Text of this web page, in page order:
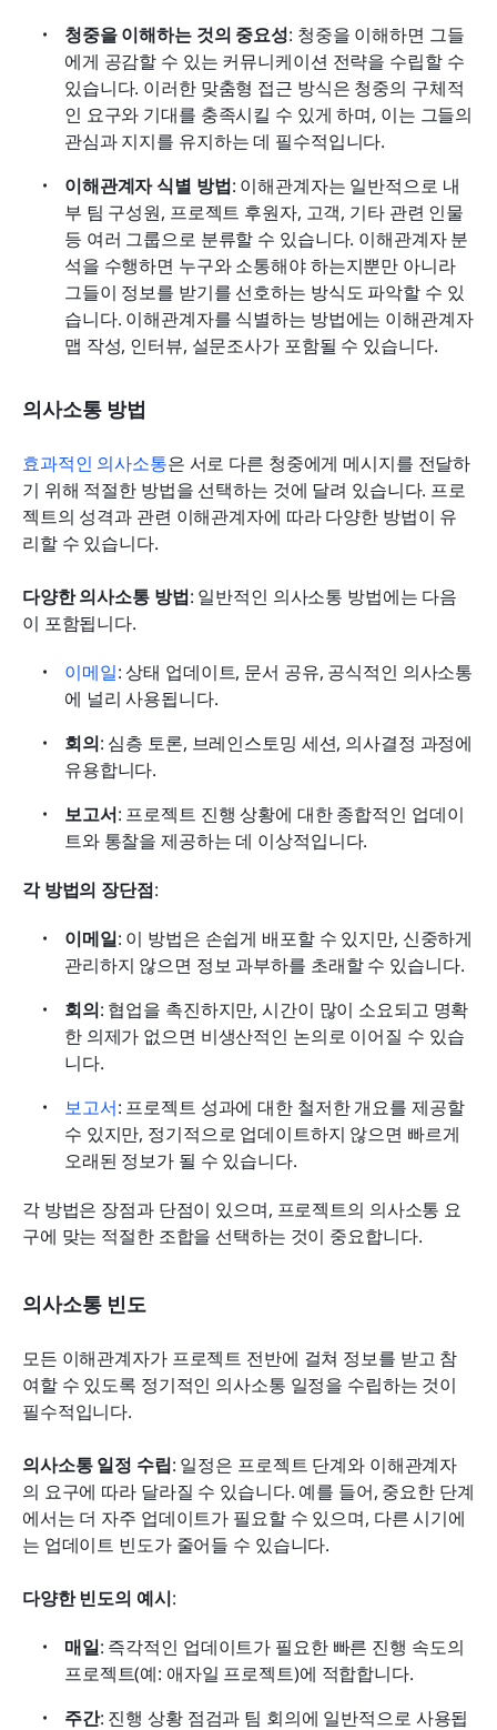
청중을 이해하는 것의 중요성: 청중을 이해하면 그들
에게 공감할 수 있는 커뮤니케이션 전략을 수립할 수
있습니다. 이러한 맞춤형 접근 방식은 청중의 구체적
인 요구와 기대를 충족시킬 수 있게 하며, 이는 그들의
관심과 지지를 유지하는 데 필수적입니다.
이해관계자 식별 방법: 이해관계자는 일반적으로 내
부 팀 구성원, 프로젝트 후원자, 고객, 기타 관련 인물
등 여러 그룹으로 분류할 수 있습니다. 이해관계자 분
석을 수행하면 누구와 소통해야 하는지뿐만 아니라
그들이 정보를 받기를 선호하는 방식도 파악할 수 있
습니다. 이해관계자를 식별하는 방법에는 이해관계자
맵 작성, 인터뷰, 설문조사가 포함될 수 있습니다.
의사소통 방법
효과적인 의사소통은 서로 다른 청중에게 메시지를 전달하
기 위해 적절한 방법을 선택하는 것에 달려 있습니다. 프로
젝트의 성격과 관련 이해관계자에 따라 다양한 방법이 유
리할 수 있습니다.
다양한 의사소통 방법: 일반적인 의사소통 방법에는 다음
이 포함됩니다.
이메일: 상태 업데이트, 문서 공유, 공식적인 의사소통
에 널리 사용됩니다.
회의: 심층 토론, 브레인스토밍 세션, 의사결정 과정에
유용합니다.
보고서: 프로젝트 진행 상황에 대한 종합적인 업데이
트와 통찰을 제공하는 데 이상적입니다.
각 방법의 장단점:
이메일: 이 방법은 손쉽게 배포할 수 있지만, 신중하게
관리하지 않으면 정보 과부하를 초래할 수 있습니다.
회의: 협업을 촉진하지만, 시간이 많이 소요되고 명확
한 의제가 없으면 비생산적인 논의로 이어질 수 있습
니다.
보고서: 프로젝트 성과에 대한 철저한 개요를 제공할
수 있지만, 정기적으로 업데이트하지 않으면 빠르게
오래된 정보가 될 수 있습니다.
각 방법은 장점과 단점이 있으며, 프로젝트의 의사소통 요
구에 맞는 적절한 조합을 선택하는 것이 중요합니다.
의사소통 빈도
모든 이해관계자가 프로젝트 전반에 걸쳐 정보를 받고 참
여할 수 있도록 정기적인 의사소통 일정을 수립하는 것이
필수적입니다.
의사소통 일정 수립: 일정은 프로젝트 단계와 이해관계자
의 요구에 따라 달라질 수 있습니다. 예를 들어, 중요한 단계
에서는 더 자주 업데이트가 필요할 수 있으며, 다른 시기에
는 업데이트 빈도가 줄어들 수 있습니다.
다양한 빈도의 예시:
매일: 즉각적인 업데이트가 필요한 빠른 진행 속도의
프로젝트(예: 애자일 프로젝트)에 적합합니다.
주간: 진행 상황 점검과 팀 회의에 일반적으로 사용됩